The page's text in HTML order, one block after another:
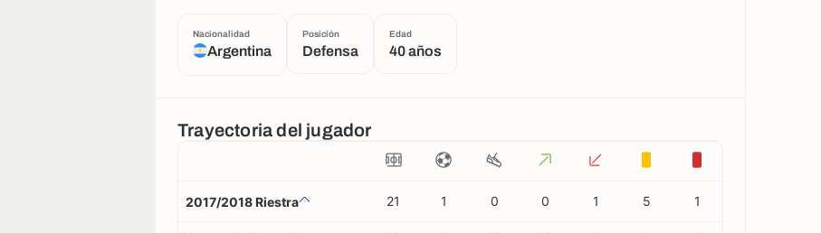
Nacionalidad
Argentina
Posición
Defensa
Edad
40 años
Trayectoria del jugador
2017/2018 Riestra 21 1 0 0 1 5 1